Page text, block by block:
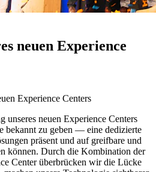
neuen Experience
Experience Centers
unseres neuen Experience Centers
bekannt zu geben — eine dedizierte
präsent und auf greifbare und
können. Durch die Kombination der
Center überbrücken wir die Lücke